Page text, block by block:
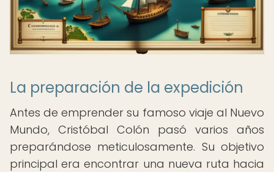
La preparación de la expedición
Antes de emprender su famoso viaje al Nuevo
Mundo, Cristóbal Colón pasó varios años
preparándose meticulosamente. Su objetivo
principal era encontrar una nueva ruta hacia